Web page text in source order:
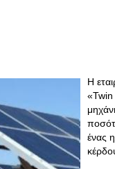
Η
«Twin
ένας